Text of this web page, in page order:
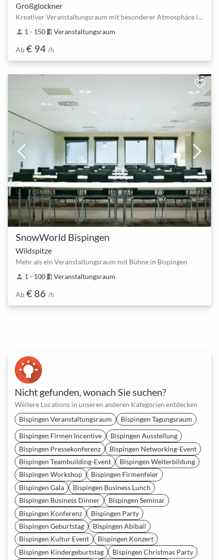
Großglockner
Kreativer Veranstaltungsraum mit besonderer Atmosphäre in Bispingen
person 1 - 150meeting_room Veranstaltungsraum
Ab € 94 /h
SnowWorld Bispingen
Wildspitze
Mehr als ein Veranstaltungsraum mit Bühne in Bispingen
person 1 - 100meeting_room Veranstaltungsraum
Ab € 86 /h
Nicht gefunden, wonach Sie suchen?
Weitere Locations in unseren anderen Kategorien entdecken
Bispingen Veranstaltungsraum
Bispingen Tagungsraum
Bispingen Firmen Incentive
Bispingen Ausstellung
Bispingen Pressekonferenz
Bispingen Networking-Event
Bispingen Teambuilding-Event
Bispingen Weiterbildung
Bispingen Workshop
Bispingen Firmenfeier
Bispingen Gala
Bispingen Business Lunch
Bispingen Business Dinner
Bispingen Seminar
Bispingen Konferenz
Bispingen Party
Bispingen Geburtstag
Bispingen Abiball
Bispingen Kultur Event
Bispingen Konzert
Bispingen Kindergeburtstag
Bispingen Christmas Party